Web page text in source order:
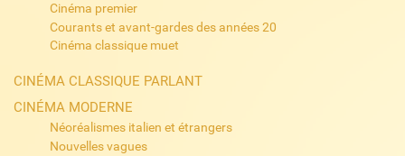
Cinéma premier
Courants et avant-gardes des années 20
Cinéma classique muet
CINÉMA CLASSIQUE PARLANT
CINÉMA MODERNE
Néoréalismes italien et étrangers
Nouvelles vagues